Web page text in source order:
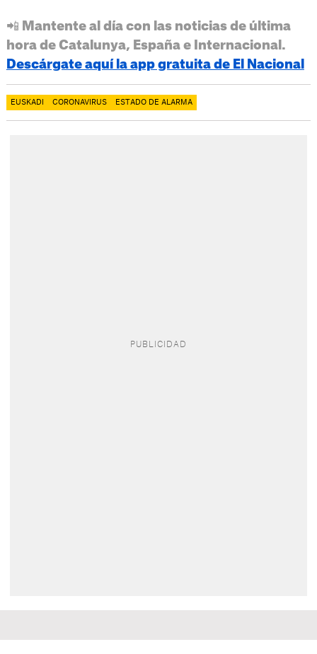
📲 Mantente al día con las noticias de última
hora de Catalunya, España e Internacional.
Descárgate aquí la app gratuita de El Nacional
EUSKADI CORONAVIRUS ESTADO DE ALARMA